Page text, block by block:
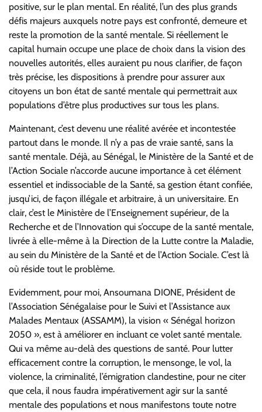
positive, sur le plan mental. En réalité, l’un des plus grands
défis majeurs auxquels notre pays est confronté, demeure et
reste la promotion de la santé mentale. Si réellement le
capital humain occupe une place de choix dans la vision des
nouvelles autorités, elles auraient pu nous clarifier, de façon
très précise, les dispositions à prendre pour assurer aux
citoyens un bon état de santé mentale qui permettrait aux
populations d’être plus productives sur tous les plans.
Maintenant, c’est devenu une réalité avérée et incontestée
partout dans le monde. Il n’y a pas de vraie santé, sans la
santé mentale. Déjà, au Sénégal, le Ministère de la Santé et de
l’Action Sociale n’accorde aucune importance à cet élément
essentiel et indissociable de la Santé, sa gestion étant confiée,
jusqu’ici, de façon illégale et arbitraire, à un universitaire. En
clair, c’est le Ministère de l’Enseignement supérieur, de la
Recherche et de l’Innovation qui s’occupe de la santé mentale,
livrée à elle-même à la Direction de la Lutte contre la Maladie,
au sein du Ministère de la Santé et de l’Action Sociale. C’est là
où réside tout le problème.
Evidemment, pour moi, Ansoumana DIONE, Président de
l’Association Sénégalaise pour le Suivi et l’Assistance aux
Malades Mentaux (ASSAMM), la vision « Sénégal horizon
2050 », est à améliorer en incluant ce volet santé mentale.
Qui va même au-delà des questions de santé. Pour lutter
efficacement contre la corruption, le mensonge, le vol, la
violence, la criminalité, l’émigration clandestine, pour ne citer
que cela, il nous faudra impérativement agir sur la santé
mentale des populations et nous manifestons toute notre